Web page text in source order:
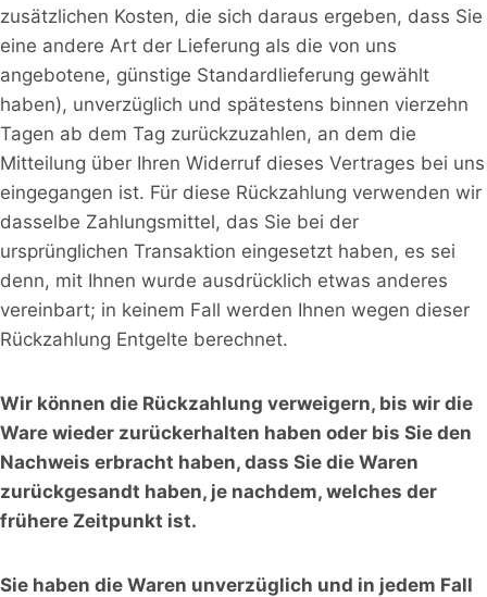
zusätzlichen Kosten, die sich daraus ergeben, dass Sie
eine andere Art der Lieferung als die von uns
angebotene, günstige Standardlieferung gewählt
haben), unverzüglich und spätestens binnen vierzehn
Tagen ab dem Tag zurückzuzahlen, an dem die
Mitteilung über Ihren Widerruf dieses Vertrages bei uns
eingegangen ist. Für diese Rückzahlung verwenden wir
dasselbe Zahlungsmittel, das Sie bei der
ursprünglichen Transaktion eingesetzt haben, es sei
denn, mit Ihnen wurde ausdrücklich etwas anderes
vereinbart; in keinem Fall werden Ihnen wegen dieser
Rückzahlung Entgelte berechnet.
Wir können die Rückzahlung verweigern, bis wir die
Ware wieder zurückerhalten haben oder bis Sie den
Nachweis erbracht haben, dass Sie die Waren
zurückgesandt haben, je nachdem, welches der
frühere Zeitpunkt ist.
Sie haben die Waren unverzüglich und in jedem Fall